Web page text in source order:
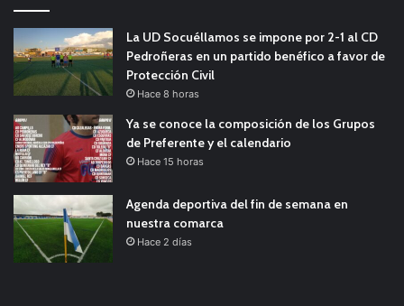
La UD Socuéllamos se impone por 2-1 al CD
Pedroñeras en un partido benéfico a favor de
Protección Civil
Hace 8 horas
Ya se conoce la composición de los Grupos
de Preferente y el calendario
Hace 15 horas
Agenda deportiva del fin de semana en
nuestra comarca
Hace 2 días